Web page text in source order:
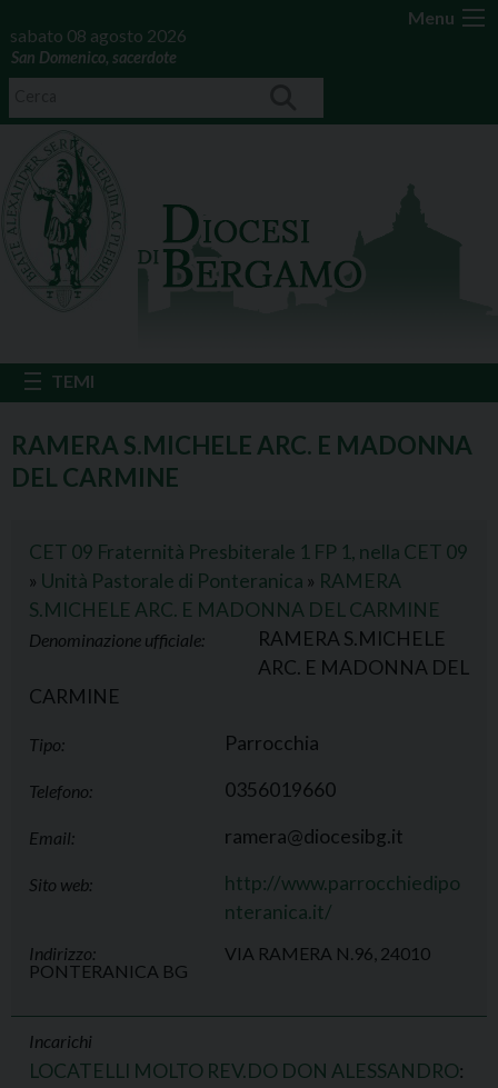
Menu
sabato 08 agosto 2026
San Domenico, sacerdote
RAMERA S.MICHELE ARC. E MADONNA
DEL CARMINE
CET 09 Fraternità Presbiterale 1 FP 1, nella CET 09
» Unità Pastorale di Ponteranica » RAMERA
S.MICHELE ARC. E MADONNA DEL CARMINE
Denominazione ufficiale:
RAMERA S.MICHELE
ARC. E MADONNA DEL
CARMINE
Tipo: Parrocchia
Telefono: 0356019660
Email: ramera@diocesibg.it
Sito web:
http://www.parrocchiedipo
nteranica.it/
Indirizzo:
VIA RAMERA N.96, 24010
PONTERANICA BG
Incarichi
LOCATELLI MOLTO REV.DO DON ALESSANDRO: